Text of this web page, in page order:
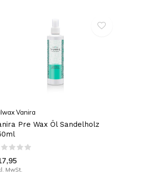
Vanira
Pre Wax Öl Sandelholz
MwSt.